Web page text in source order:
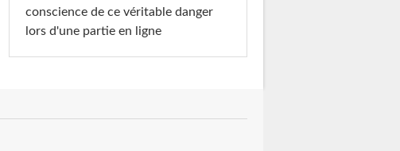
conscience de ce véritable danger
lors d'une partie en ligne